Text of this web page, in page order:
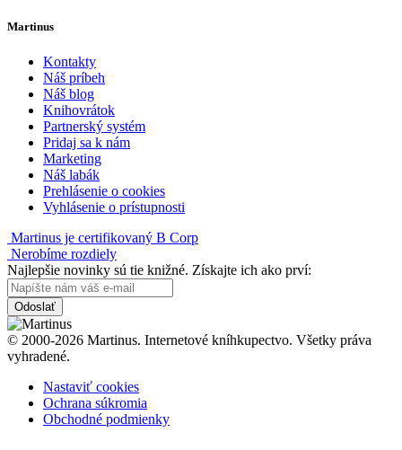
Martinus
Kontakty
Náš príbeh
Náš blog
Knihovrátok
Partnerský systém
Pridaj sa k nám
Marketing
Náš labák
Prehlásenie o cookies
Vyhlásenie o prístupnosti
Martinus je certifikovaný B Corp
Nerobíme rozdiely
Najlepšie novinky sú tie knižné. Získajte ich ako prví:
Odoslať
© 2000-2026 Martinus. Internetové kníhkupectvo. Všetky práva
vyhradené.
Nastaviť cookies
Ochrana súkromia
Obchodné podmienky